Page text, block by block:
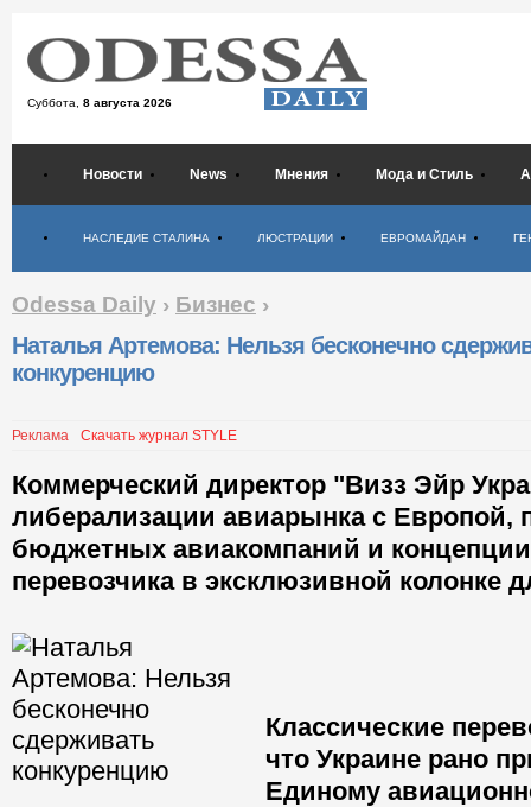
Суббота, 8 августа 2026
Новости News Мнения Мода и Стиль
НАСЛЕДИЕ СТАЛИНА ЛЮСТРАЦИИ ЕВРОМАЙДАН
Odessa Daily › Бизнес ›
Наталья Артемова: Нельзя бесконечно
конкуренцию
Реклама Скачать журнал STYLE
Коммерческий директор "Визз Эйр
либерализации авиарынка с Европой,
бюджетных авиакомпаний и
перевозчика в эксклюзивной колонке
Классические
что Украине рано
Единому